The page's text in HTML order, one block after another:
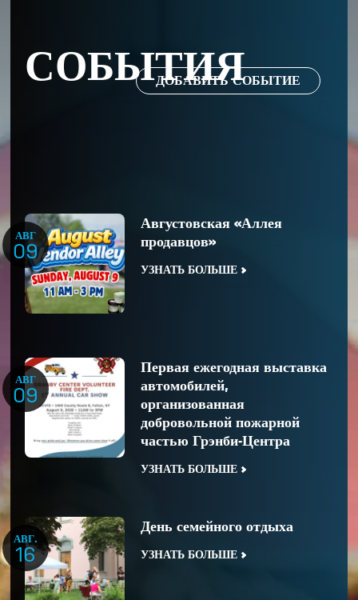
СОБЫТИЯ
ДОБАВИТЬ СОБЫТИЕ
АВГ
09
Августовская «Аллея
продавцов»
УЗНАТЬ БОЛЬШЕ
АВГ
09
Первая ежегодная выставка
автомобилей,
организованная
добровольной пожарной
частью Грэнби-Центра
УЗНАТЬ БОЛЬШЕ
АВГ.
16
День семейного отдыха
УЗНАТЬ БОЛЬШЕ